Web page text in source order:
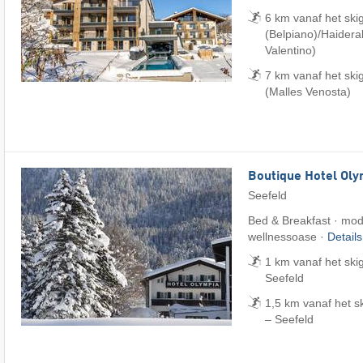
6 km vanaf het
(Belpiano)/​
Valentino)
7 km vanaf het
(Malles Venosta)
Boutique Hotel
Seefeld
Bed & Breakfast ·
wellnessoase ·
1 km vanaf het
Seefeld
1,5 km vanaf het
– Seefeld